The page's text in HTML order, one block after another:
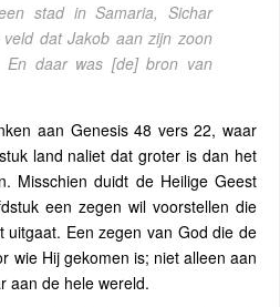
stad in Samaria, Sichar
dat Jakob aan zijn zoon
En daar was [de] bron van
aan Genesis 48 vers 22, waar
land naliet dat groter is dan het
Misschien duidt de Heilige Geest
een zegen wil voorstellen die
Een zegen van God die de
wie Hij gekomen is; niet alleen aan
aan de hele wereld.